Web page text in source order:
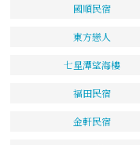
國順民宿
東方戀人
七星潭望海樓
福田民宿
金軒民宿